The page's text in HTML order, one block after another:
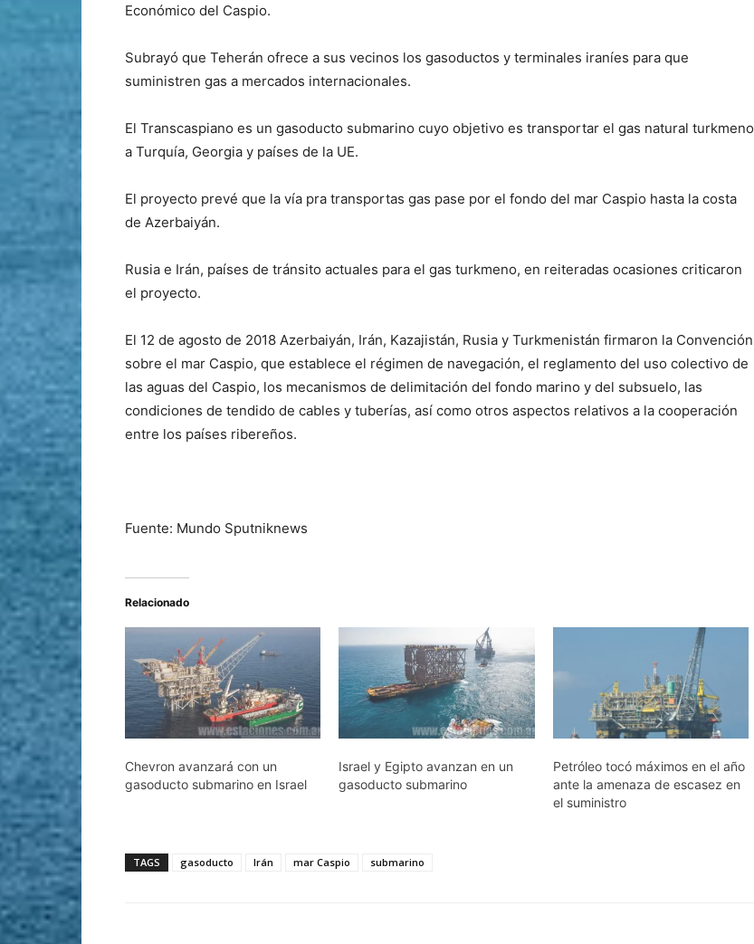
Económico del Caspio.
Subrayó que Teherán ofrece a sus vecinos los gasoductos y terminales iraníes para que
suministren gas a mercados internacionales.
El Transcaspiano es un gasoducto submarino cuyo objetivo es transportar el gas natural turkmeno
a Turquía, Georgia y países de la UE.
El proyecto prevé que la vía pra transportas gas pase por el fondo del mar Caspio hasta la costa
de Azerbaiyán.
Rusia e Irán, países de tránsito actuales para el gas turkmeno, en reiteradas ocasiones criticaron
el proyecto.
El 12 de agosto de 2018 Azerbaiyán, Irán, Kazajistán, Rusia y Turkmenistán firmaron la Convención
sobre el mar Caspio, que establece el régimen de navegación, el reglamento del uso colectivo de
las aguas del Caspio, los mecanismos de delimitación del fondo marino y del subsuelo, las
condiciones de tendido de cables y tuberías, así como otros aspectos relativos a la cooperación
entre los países ribereños.
Fuente: Mundo Sputniknews
Relacionado
Chevron avanzará con un
gasoducto submarino en Israel
Israel y Egipto avanzan en un
gasoducto submarino
Petróleo tocó máximos en el año
ante la amenaza de escasez en
el suministro
TAGS gasoducto Irán mar Caspio submarino